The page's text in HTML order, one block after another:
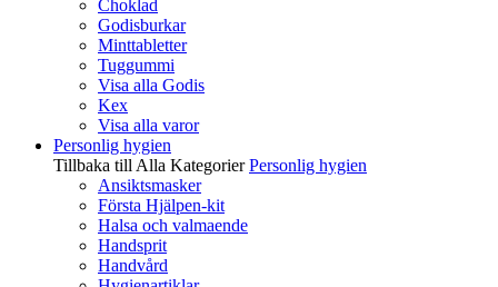
Choklad
Godisburkar
Minttabletter
Tuggummi
Visa alla Godis
Kex
Visa alla varor
Personlig hygien
Tillbaka till Alla Kategorier Personlig hygien
Ansiktsmasker
Första Hjälpen-kit
Halsa och valmaende
Handsprit
Handvård